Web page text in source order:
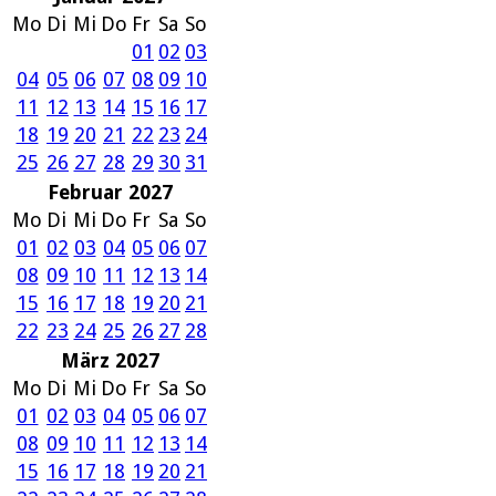
Mo Di Mi Do Fr Sa So
01 02 03
04 05 06 07 08 09 10
11 12 13 14 15 16 17
18 19 20 21 22 23 24
25 26 27 28 29 30 31
Februar 2027
Mo Di Mi Do Fr Sa So
01 02 03 04 05 06 07
08 09 10 11 12 13 14
15 16 17 18 19 20 21
22 23 24 25 26 27 28
März 2027
Mo Di Mi Do Fr Sa So
01 02 03 04 05 06 07
08 09 10 11 12 13 14
15 16 17 18 19 20 21